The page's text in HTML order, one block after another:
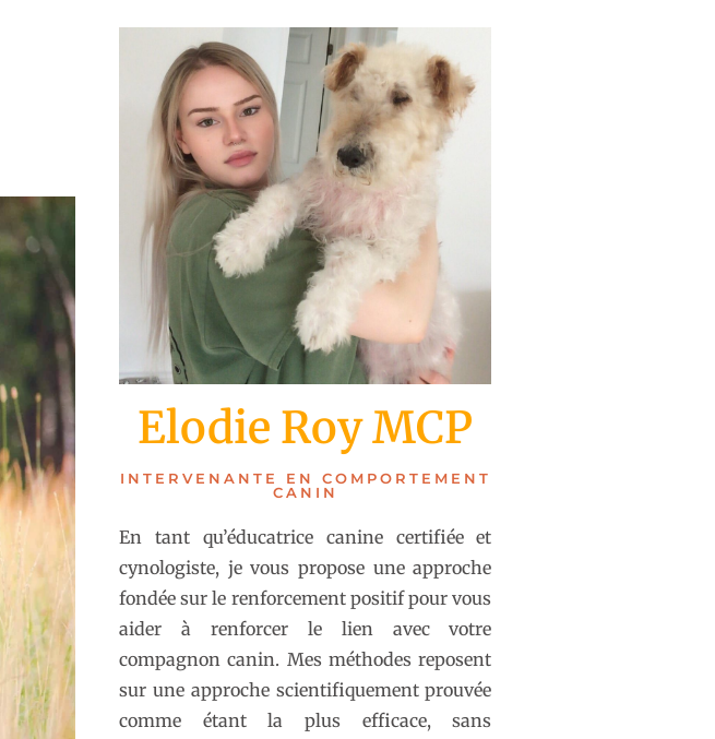
Elodie Roy MCP
INTERVENANTE EN COMPORTEMENT
CANIN
En tant qu’éducatrice canine certifiée et
cynologiste, je vous propose une approche
fondée sur le renforcement positif pour vous
aider à renforcer le lien avec votre
compagnon canin. Mes méthodes reposent
sur une approche scientifiquement prouvée
comme étant la plus efficace, sans